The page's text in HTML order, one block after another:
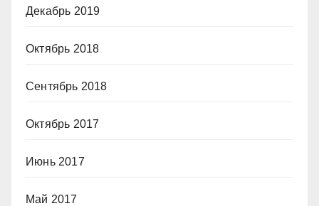
Декабрь 2019
Октябрь 2018
Сентябрь 2018
Октябрь 2017
Июнь 2017
Май 2017